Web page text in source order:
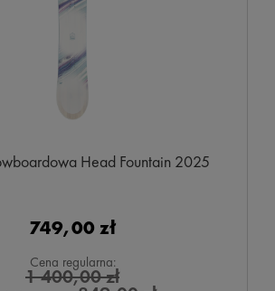
Head Fountain 2025
749,00 zł
Cena regularna:
1 400,00 zł